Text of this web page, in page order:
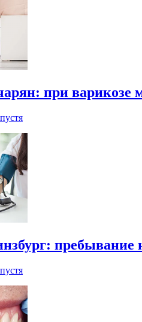
при варикозе
пребывание